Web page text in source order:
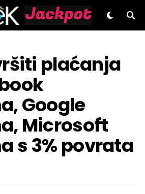
GeeK.hr
plaćanja
Google
Microsoft
s 3% povrata